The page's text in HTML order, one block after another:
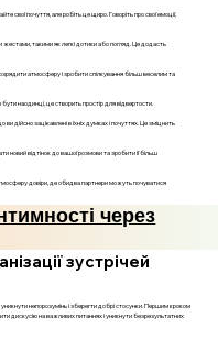
свої почуття, але робіть це щиро. Говоріть про свої емоції,
такими як легкі дотики або погляд. Це додасть
атмосферу і зробити спілкування більш веселим та
наодинці, це створить простір для відвертости.
дійсно зацікавлені в їхніх думках і почуттях. Це зміцнить
новий відтінок до вашої розмови та зробити її більш
довіри, де обидва партнери можуть почуватися
через
зустрічей
непорозумінь і зберегти добрі стосунки. Першим кроком
дискусію на важливих питаннях і уникнути безрезультатних